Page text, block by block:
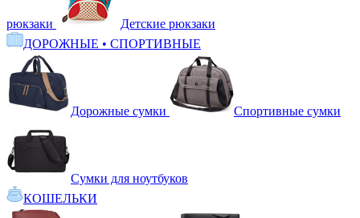
рюкзаки
Детские рюкзаки
ДОРОЖНЫЕ • СПОРТИВНЫЕ
Дорожные сумки Спортивные сумки
Сумки для ноутбуков
КОШЕЛЬКИ